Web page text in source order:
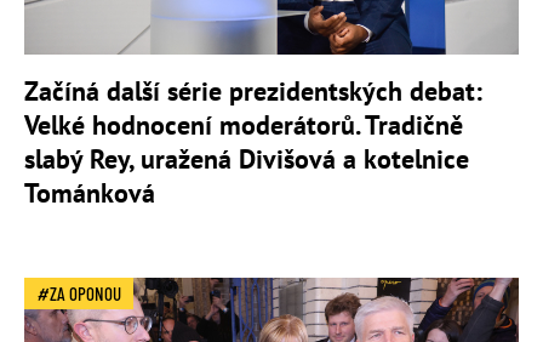
Začíná další série prezidentských debat:
Velké hodnocení moderátorů. Tradičně
slabý Rey, uražená Divišová a kotelnice
Tománková
ZA OPONOU